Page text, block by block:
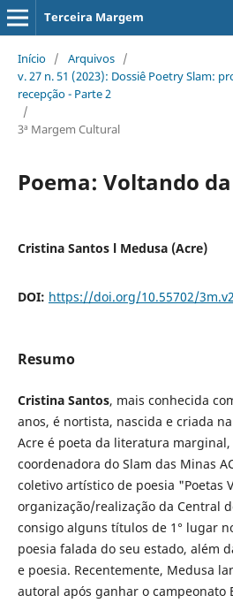
Terceira Margem
Início / Arquivos /
v. 27 n. 51 (2023): Dossiê Poetry Slam:
recepção - Parte 2
/
3ª Margem Cultural
Poema: Voltando
Cristina Santos l Medusa (Acre)
DOI: https://doi.org/10.55702/
Resumo
Cristina Santos, mais conhecida
anos, é nortista, nascida e criada
Acre é poeta da literatura
coordenadora do Slam das Minas
coletivo artístico de poesia "Poetas
organização/realização da Central
consigo alguns títulos de 1° lugar
poesia falada do seu estado, além
e poesia. Recentemente, Medusa
autoral após ganhar o campeonato